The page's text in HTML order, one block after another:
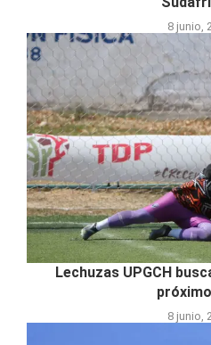
8 junio,
Lechuzas UPGCH
8 junio,